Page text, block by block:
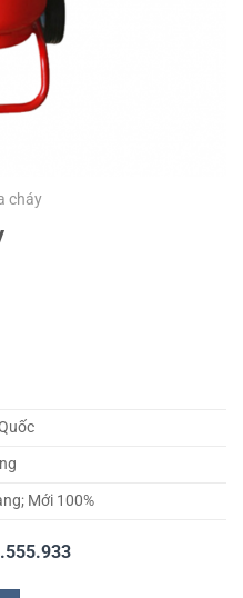
cháy
Mới 100%